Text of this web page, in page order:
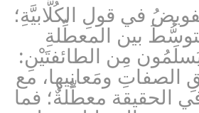
في قولِ الكُلَّابيَّةِ؛
بين المعطِّلةِ
مِن الطائفتَيْنِ:
الصفاتِ ومَعانِيها، مع
الحقيقة معطِّلةٌ؛ فما